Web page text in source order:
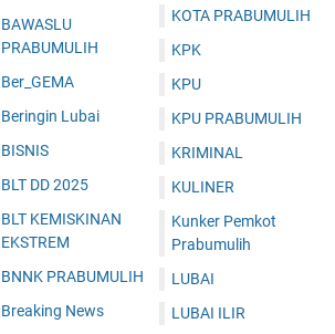
BAWASLU
PRABUMULIH
Ber_GEMA
Beringin Lubai
BISNIS
BLT DD 2025
BLT KEMISKINAN
EKSTREM
BNNK PRABUMULIH
Breaking News
KOTA PRABUMULIH
KPK
KPU
KPU PRABUMULIH
KRIMINAL
KULINER
Kunker Pemkot
Prabumulih
LUBAI
LUBAI ILIR